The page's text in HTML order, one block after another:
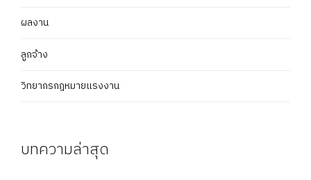
ผลงาน
ลูกจ้าง
วิทยากรกฎหมายแรงงาน
บทความล่าสุด